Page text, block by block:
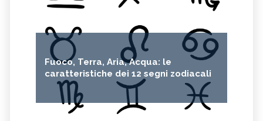
Fuoco, Terra, Aria, Acqua: le
caratteristiche dei 12 segni zodiacali